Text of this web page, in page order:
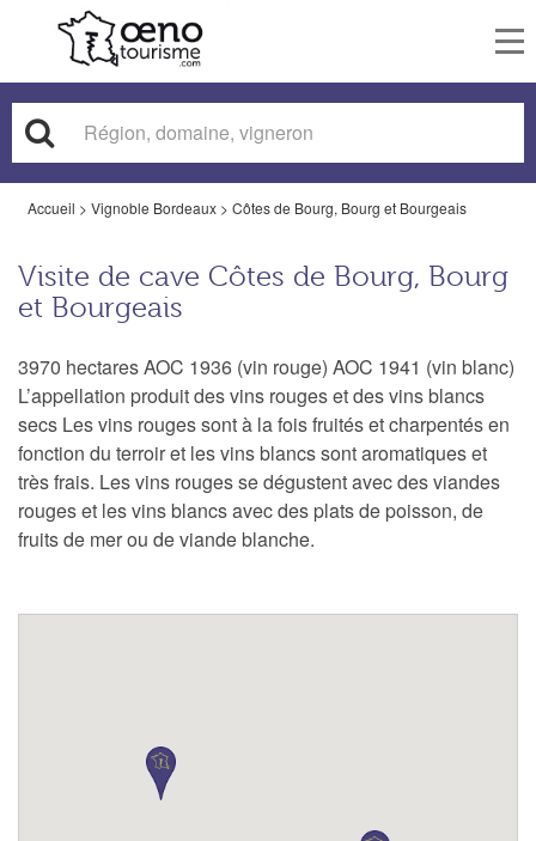
Accueil > Vignoble Bordeaux > Côtes de Bourg, Bourg et Bourgeais
Visite de cave Côtes de Bourg, Bourg
et Bourgeais
3970 hectares AOC 1936 (vin rouge) AOC 1941 (vin blanc)
L’appellation produit des vins rouges et des vins blancs
secs Les vins rouges sont à la fois fruités et charpentés en
fonction du terroir et les vins blancs sont aromatiques et
très frais. Les vins rouges se dégustent avec des viandes
rouges et les vins blancs avec des plats de poisson, de
fruits de mer ou de viande blanche.